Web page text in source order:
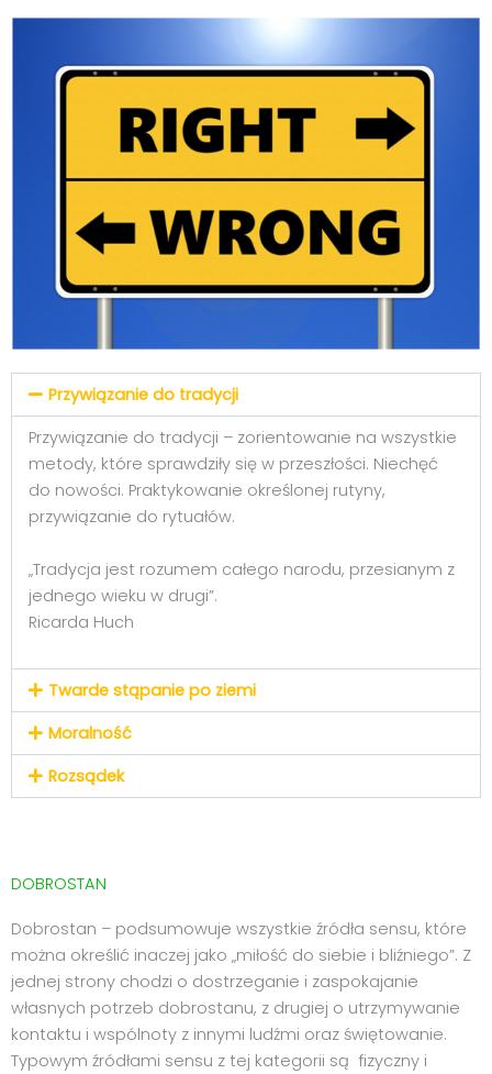
Przywiązanie do tradycji
Przywiązanie do tradycji – zorientowanie na wszystkie
metody, które sprawdziły się w przeszłości. Niechęć
do nowości. Praktykowanie określonej rutyny,
przywiązanie do rytuałów.
„Tradycja jest rozumem całego narodu, przesianym z
jednego wieku w drugi”.
Ricarda Huch
Twarde stąpanie po ziemi
Moralność
Rozsądek
DOBROSTAN
Dobrostan – podsumowuje wszystkie źródła sensu, które
można określić inaczej jako „miłość do siebie i bliźniego”. Z
jednej strony chodzi o dostrzeganie i zaspokajanie
własnych potrzeb dobrostanu, z drugiej o utrzymywanie
kontaktu i wspólnoty z innymi ludźmi oraz świętowanie.
Typowym źródłami sensu z tej kategorii są fizyczny i